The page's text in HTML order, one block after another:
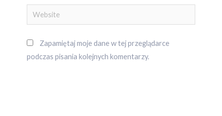
Website
Zapamiętaj moje dane w tej przeglądarce
podczas pisania kolejnych komentarzy.